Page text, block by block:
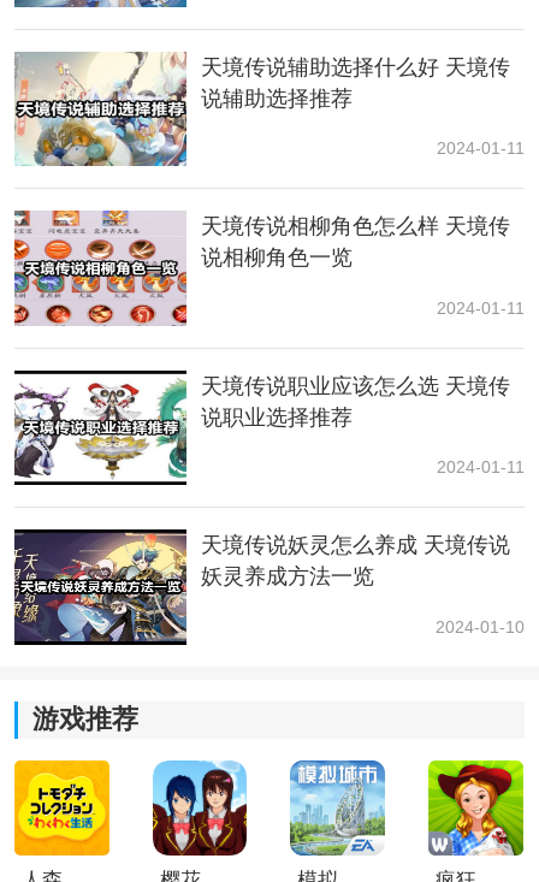
3.天境传说灵境探险第7关、第9关阵型：风后（主力）
+精卫+山魈
前期游历推图和百妖卷应战的强力阵型，风后具有强壮
的切入后排才能，一起将损伤转化护盾，并顺便晕眩操
不死水印能在风后大技术空隙附加免死。
以上就是关于灵境探险的通关攻略啦，使用上文中的阵
容进行通关是没有什么压力的，希望这边文章可以帮助
到你。
天境传说辅助选择什么好 天境传
说辅助选择推荐
2024-01-11
天境传说相柳角色怎么样 天境传
说相柳角色一览
2024-01-11
天境传说职业应该怎么选 天境传
说职业选择推荐
2024-01-11
天境传说妖灵怎么养成 天境传说
妖灵养成方法一览
2024-01-10
游戏推荐